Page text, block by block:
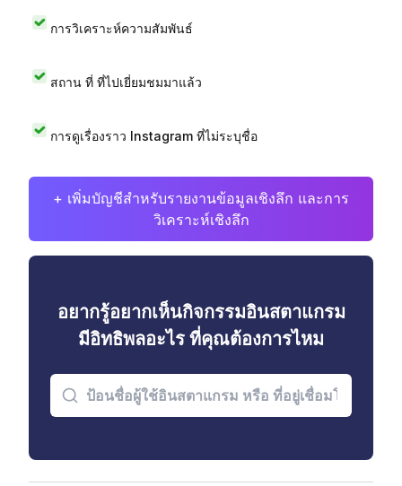
การวิเคราะห์ความสัมพันธ์
สถาน ที่ ที่ไปเยี่ยมชมมาแล้ว
การดูเรื่องราว Instagram ที่ไม่ระบุชื่อ
+ เพิ่มบัญชีสำหรับรายงานข้อมูลเชิงลึก และการ
วิเคราะห์เชิงลึก
อยากรู้อยากเห็นกิจกรรมอินสตาแกรม
มีอิทธิพลอะไร ที่คุณต้องการไหม